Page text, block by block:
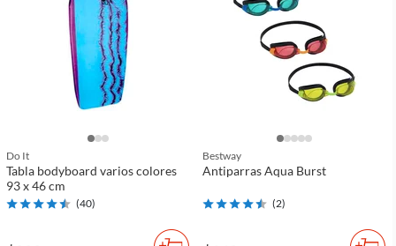
Do It
Tabla bodyboard varios colores
93 x 46 cm
(40)
Bestway
Antiparras Aqua Burst
(2)